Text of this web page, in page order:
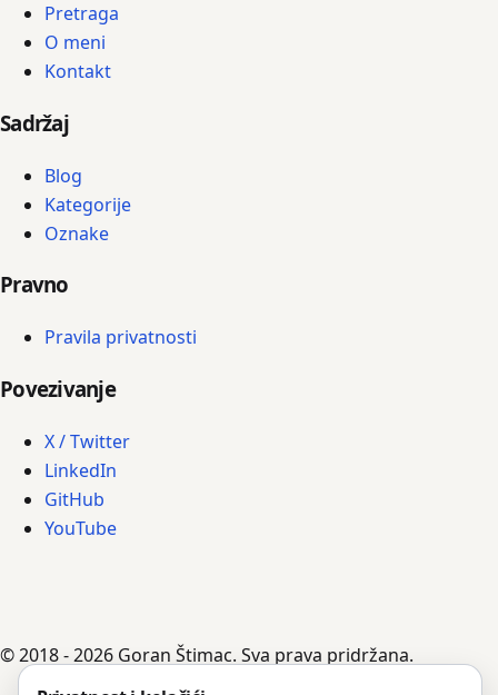
Pretraga
O meni
Kontakt
Sadržaj
Blog
Kategorije
Oznake
Pravno
Pravila privatnosti
Povezivanje
X / Twitter
LinkedIn
GitHub
YouTube
© 2018 - 2026 Goran Štimac. Sva prava pridržana.